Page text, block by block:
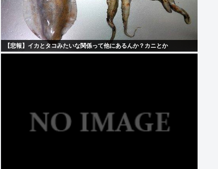
【悲報】イカとタコみたいな関係って他にあるんか？カニとか